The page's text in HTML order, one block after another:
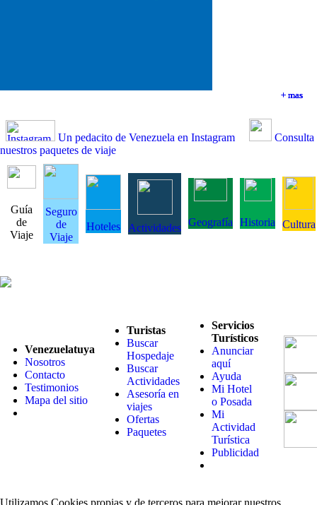
+ mas
+ mas
+ mas
+ mas
Un pedacito de Venezuela en Instagram
Consulta
nuestros paquetes de viaje
Guía
de
Viaje
Seguro
de
Viaje
Hoteles Actividades Geografía Historia Cultura
Venezuelatuya
Nosotros
Contacto
Testimonios
Mapa del sitio
Turistas
Buscar
Hospedaje
Buscar
Actividades
Asesoría en
viajes
Ofertas
Paquetes
Servicios
Turísticos
Anunciar
aquí
Ayuda
Mi Hotel
o Posada
Mi
Actividad
Turística
Publicidad
Utilizamos Cookies propias y de terceros para mejorar nuestros